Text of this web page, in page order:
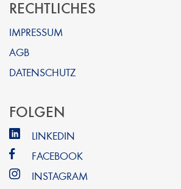
RECHTLICHES
IMPRESSUM
AGB
DATENSCHUTZ
FOLGEN
LINKEDIN
FACEBOOK
INSTAGRAM